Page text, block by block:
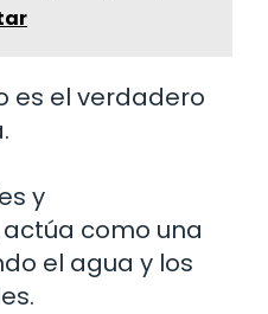
es el verdadero
y
como una
el agua y los